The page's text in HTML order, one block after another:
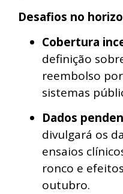
Desafios no
Cobertura
definição
reembolso
sistemas
Dados
divulgará os
ensaios
ronco e
outubro.